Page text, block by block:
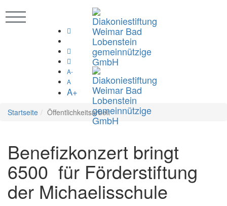
A-
A
A+
Startseite Öffentlichkeitsarbeit
Benefizkonzert bringt
6500  für Förderstiftung
der Michaelisschule